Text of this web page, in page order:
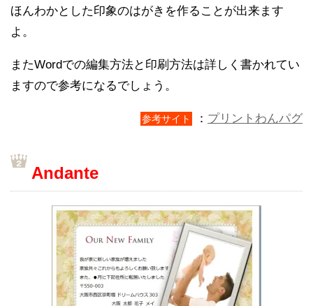
ほんわかとした印象のはがきを作ることが出来ます
よ。
またWordでの編集方法と印刷方法は詳しく書かれてい
ますので参考になるでしょう。
参考サイト ： プリントわんパグ
Andante